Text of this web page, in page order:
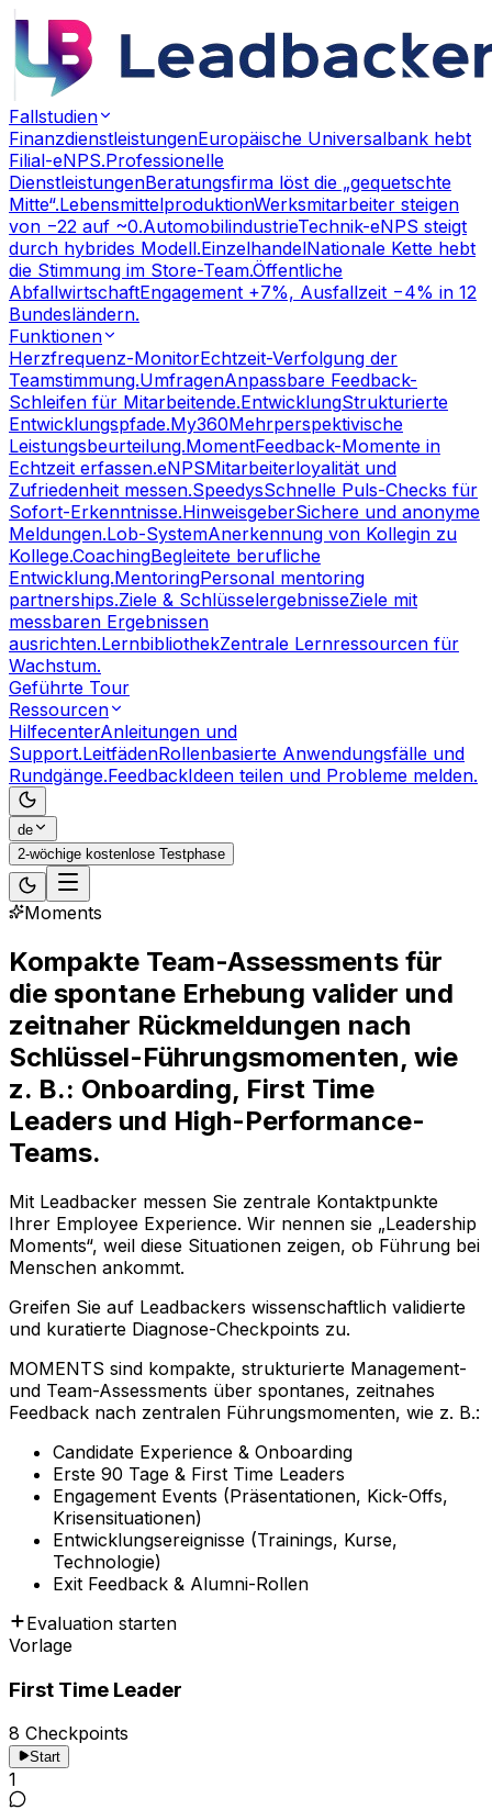
Fallstudien
FinanzdienstleistungenEuropäische Universalbank hebt
Filial-eNPS.Professionelle
DienstleistungenBeratungsfirma löst die „gequetschte
Mitte“.LebensmittelproduktionWerksmitarbeiter steigen
von −22 auf ~0.AutomobilindustrieTechnik-eNPS steigt
durch hybrides Modell.EinzelhandelNationale Kette hebt
die Stimmung im Store-Team.Öffentliche
AbfallwirtschaftEngagement +7%, Ausfallzeit −4% in 12
Bundesländern.
Funktionen
Herzfrequenz-MonitorEchtzeit-Verfolgung der
Teamstimmung.UmfragenAnpassbare Feedback-
Schleifen für Mitarbeitende.EntwicklungStrukturierte
Entwicklungspfade.My360Mehrperspektivische
Leistungsbeurteilung.MomentFeedback-Momente in
Echtzeit erfassen.eNPSMitarbeiterloyalität und
Zufriedenheit messen.SpeedysSchnelle Puls-Checks für
Sofort-Erkenntnisse.HinweisgeberSichere und anonyme
Meldungen.Lob-SystemAnerkennung von Kollegin zu
Kollege.CoachingBegleitete berufliche
Entwicklung.MentoringPersonal mentoring
partnerships.Ziele & SchlüsselergebnisseZiele mit
messbaren Ergebnissen
ausrichten.LernbibliothekZentrale Lernressourcen für
Wachstum.
Geführte Tour
Ressourcen
HilfecenterAnleitungen und
Support.LeitfädenRollenbasierte Anwendungsfälle und
Rundgänge.FeedbackIdeen teilen und Probleme melden.
de
2-wöchige kostenlose Testphase
Moments
Kompakte Team-Assessments für
die spontane Erhebung valider und
zeitnaher Rückmeldungen nach
Schlüssel-Führungsmomenten, wie
z. B.: Onboarding, First Time
Leaders und High-Performance-
Teams.
Mit Leadbacker messen Sie zentrale Kontaktpunkte
Ihrer Employee Experience. Wir nennen sie „Leadership
Moments“, weil diese Situationen zeigen, ob Führung bei
Menschen ankommt.
Greifen Sie auf Leadbackers wissenschaftlich validierte
und kuratierte Diagnose-Checkpoints zu.
MOMENTS sind kompakte, strukturierte Management-
und Team-Assessments über spontanes, zeitnahes
Feedback nach zentralen Führungsmomenten, wie z. B.:
Candidate Experience & Onboarding
Erste 90 Tage & First Time Leaders
Engagement Events (Präsentationen, Kick-Offs,
Krisensituationen)
Entwicklungsereignisse (Trainings, Kurse,
Technologie)
Exit Feedback & Alumni-Rollen
Evaluation starten
Vorlage
First Time Leader
8 Checkpoints
Start
1